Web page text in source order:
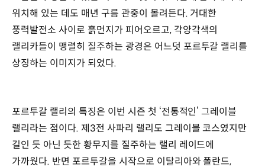
위치해 있는 데도 매년 구름 관중이 몰려든다. 거대한
풍력발전소 사이로 흙먼지가 피어오르고, 각양각색의
랠리카들이 맹렬히 질주하는 광경은 어느덧 포르투갈 랠리를
상징하는 이미지가 되었다.
포르투갈 랠리의 특징은 이번 시즌 첫 ‘전통적인’ 그레이블
랠리라는 점이다. 제3전 사파리 랠리도 그레이블 코스였지만
길인 듯 아닌 듯한 황무지를 질주하는 랠리 레이드에
가까웠다. 반면 포르투갈을 시작으로 이탈리아와 폴란드,